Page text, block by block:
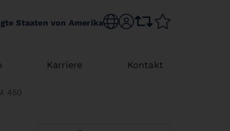
Staaten von Amerika Sprache wechseln
sr.accountVergleichsliste
Karriere Kontakt
450